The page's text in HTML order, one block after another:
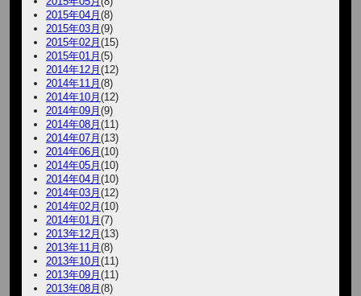
2015年04月(8)
2015年03月(9)
2015年02月(15)
2015年01月(5)
2014年12月(12)
2014年11月(8)
2014年10月(12)
2014年09月(9)
2014年08月(11)
2014年07月(13)
2014年06月(10)
2014年05月(10)
2014年04月(10)
2014年03月(12)
2014年02月(10)
2014年01月(7)
2013年12月(13)
2013年11月(8)
2013年10月(11)
2013年09月(11)
2013年08月(8)